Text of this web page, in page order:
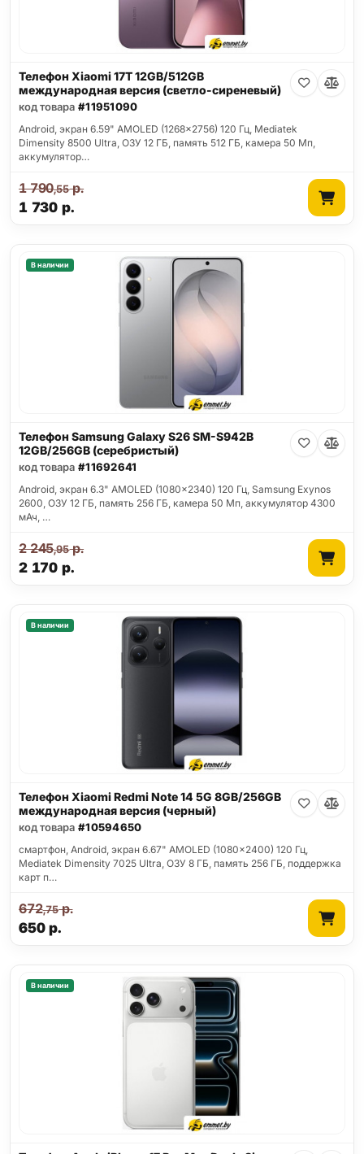
Телефон Xiaomi 17T 12GB/512GB
международная версия (светло-сиреневый)
код товара #11951090
Android, экран 6.59" AMOLED (1268x2756) 120 Гц, Mediatek
Dimensity 8500 Ultra, ОЗУ 12 ГБ, память 512 ГБ, камера 50 Мп,
аккумулятор…
1 730 р.
1 790,55р.
В наличии
Телефон Samsung Galaxy S26 SM-S942B
12GB/256GB (серебристый)
код товара #11692641
Android, экран 6.3" AMOLED (1080x2340) 120 Гц, Samsung Exynos
2600, ОЗУ 12 ГБ, память 256 ГБ, камера 50 Мп, аккумулятор 4300
мАч, …
2 170 р.
2 245,95р.
В наличии
Телефон Xiaomi Redmi Note 14 5G 8GB/256GB
международная версия (черный)
код товара #10594650
смартфон, Android, экран 6.67" AMOLED (1080x2400) 120 Гц,
Mediatek Dimensity 7025 Ultra, ОЗУ 8 ГБ, память 256 ГБ, поддержка
карт п…
650р.
672,75р.
В наличии